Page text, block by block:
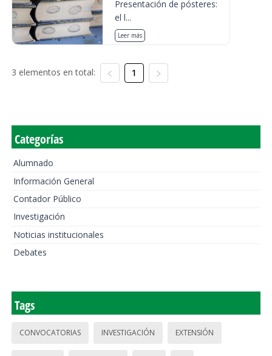
Presentación de pósteres:
el l...
Leer más
3 elementos en total: 1
Categorías
Alumnado
Información General
Contador Público
Investigación
Noticias institucionales
Debates
Tags
CONVOCATORIAS INVESTIGACIÓN EXTENSIÓN